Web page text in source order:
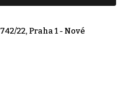
22, Praha 1 - Nové